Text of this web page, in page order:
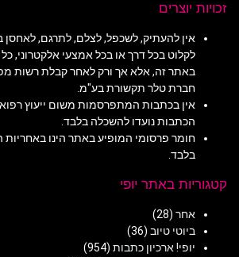
זכויות יוצרים
אין להעתיק, לשכפל, לצלם, לתרגם, לאחסן
לקלוט בכל דרך או בכל אמצעי אלקטרוני,
באתר זה, אלא אך ורק לאחר קבלת רשות
חברת טלר תקשורת בע"מ.
אין בכתבות המתפרסמות משום ייעוץ
הכתבות נועדו להשכלה בלבד.
חומר פרסומי המופיע באתר הינו
בלבד.
קטגוריות באתר יופי
אחר (28)
ביוטי טיוב (36)
יופי! ארכיון כתבות (954)